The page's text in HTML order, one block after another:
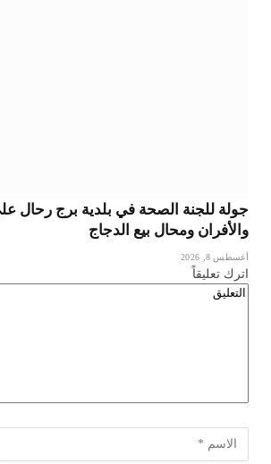
جولة للجنة الصحة في بلدية برج رحال
والأفران ومحال بيع الدجاج
أغسطس 8, 2026
اترك تعليقاً